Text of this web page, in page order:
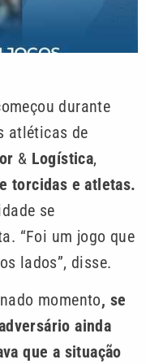
durante
atléticas de
& Logística,
torcidas e atletas.
se
“Foi um jogo que
lados”, disse.
momento, se
ainda
que a situação